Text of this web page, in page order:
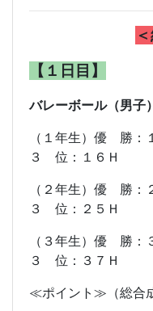
【１日目】
バレーボール（男子）
（１年生）優 勝
３ 位：１６Ｈ
（２年生）優 勝
３ 位：２５Ｈ
（３年生）優 勝
３ 位：３７Ｈ
≪ポイント≫（総合